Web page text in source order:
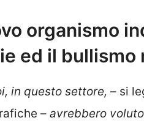
organismo
ed il bullismo
in questo settore, – si
– avrebbero